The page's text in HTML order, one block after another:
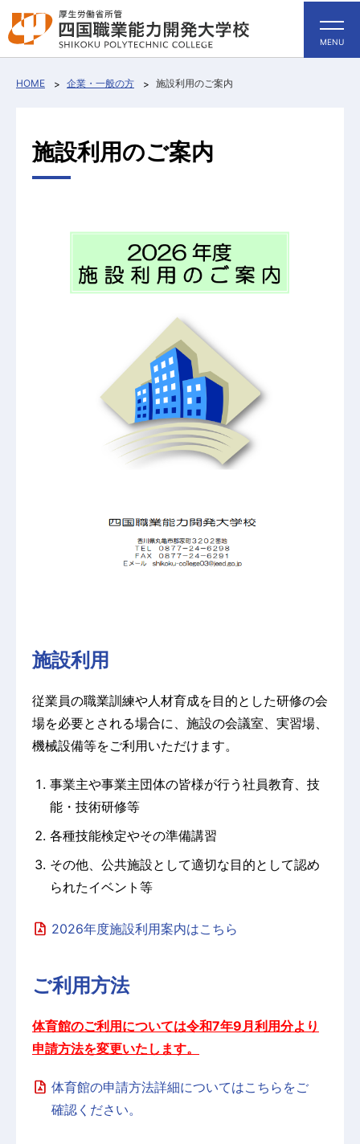
MENU
HOME 企業・一般の方 施設利用のご案内
施設利用のご案内
施設利用
従業員の職業訓練や人材育成を目的とした研修の会
場を必要とされる場合に、施設の会議室、実習場、
機械設備等をご利用いただけます。
事業主や事業主団体の皆様が行う社員教育、技
能・技術研修等
各種技能検定やその準備講習
その他、公共施設として適切な目的として認め
られたイベント等
2026年度施設利用案内はこちら
ご利用方法
体育館のご利用については令和7年9月利用分より
申請方法を変更いたします。
体育館の申請方法詳細についてはこちらをご
確認ください。